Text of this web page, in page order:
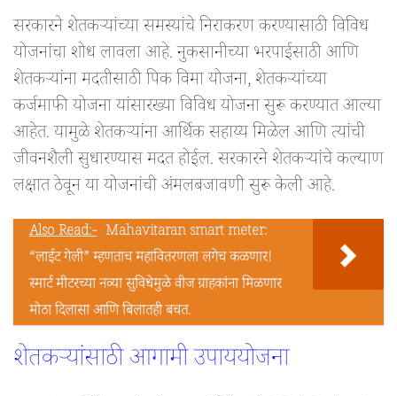
सरकारने शेतकऱ्यांच्या समस्यांचे निराकरण करण्यासाठी विविध
योजनांचा शोध लावला आहे. नुकसानीच्या भरपाईसाठी आणि
शेतकऱ्यांना मदतीसाठी पिक विमा योजना, शेतकऱ्यांच्या
कर्जमाफी योजना यांसारख्या विविध योजना सुरू करण्यात आल्या
आहेत. यामुळे शेतकऱ्यांना आर्थिक सहाय्य मिळेल आणि त्यांची
जीवनशैली सुधारण्यास मदत होईल. सरकारने शेतकऱ्यांचे कल्याण
लक्षात ठेवून या योजनांची अंमलबजावणी सुरू केली आहे.
Also Read:- Mahavitaran smart meter:
“लाईट गेली” म्हणताच महावितरणला लगेच कळणार!
स्मार्ट मीटरच्या नव्या सुविधेमुळे वीज ग्राहकांना मिळणार
मोठा दिलासा आणि बिलातही बचत.
शेतकऱ्यांसाठी आगामी उपाययोजना